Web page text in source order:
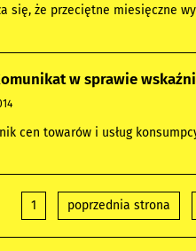
się, że przeciętne miesięczne
w sprawie
cen towarów i usług
1 poprzednia strona